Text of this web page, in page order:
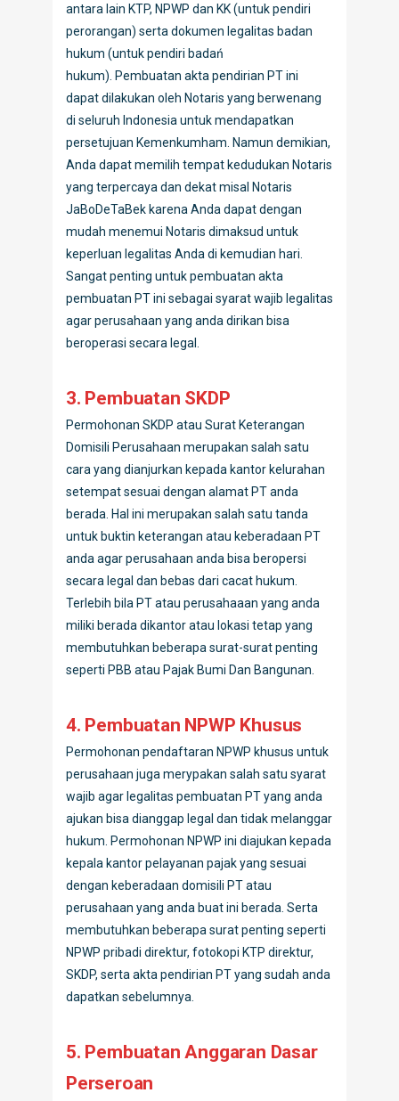
antara lain KTP, NPWP dan KK (untuk pendiri
perorangan) serta dokumen legalitas badan
hukum (untuk pendiri badań
hukum). Pembuatan akta pendirian PT ini
dapat dilakukan oleh Notaris yang berwenang
di seluruh Indonesia untuk mendapatkan
persetujuan Kemenkumham. Namun demikian,
Anda dapat memilih tempat kedudukan Notaris
yang terpercaya dan dekat misal Notaris
JaBoDeTaBek karena Anda dapat dengan
mudah menemui Notaris dimaksud untuk
keperluan legalitas Anda di kemudian hari.
Sangat penting untuk pembuatan akta
pembuatan PT ini sebagai syarat wajib legalitas
agar perusahaan yang anda dirikan bisa
beroperasi secara legal.
3. Pembuatan SKDP
Permohonan SKDP atau Surat Keterangan
Domisili Perusahaan merupakan salah satu
cara yang dianjurkan kepada kantor kelurahan
setempat sesuai dengan alamat PT anda
berada. Hal ini merupakan salah satu tanda
untuk buktin keterangan atau keberadaan PT
anda agar perusahaan anda bisa beropersi
secara legal dan bebas dari cacat hukum.
Terlebih bila PT atau perusahaaan yang anda
miliki berada dikantor atau lokasi tetap yang
membutuhkan beberapa surat-surat penting
seperti PBB atau Pajak Bumi Dan Bangunan.
4. Pembuatan NPWP Khusus
Permohonan pendaftaran NPWP khusus untuk
perusahaan juga merypakan salah satu syarat
wajib agar legalitas pembuatan PT yang anda
ajukan bisa dianggap legal dan tidak melanggar
hukum. Permohonan NPWP ini diajukan kepada
kepala kantor pelayanan pajak yang sesuai
dengan keberadaan domisili PT atau
perusahaan yang anda buat ini berada. Serta
membutuhkan beberapa surat penting seperti
NPWP pribadi direktur, fotokopi KTP direktur,
SKDP, serta akta pendirian PT yang sudah anda
dapatkan sebelumnya.
5. Pembuatan Anggaran Dasar
Perseroan